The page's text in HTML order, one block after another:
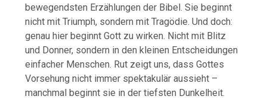
bewegendsten Erzählungen der Bibel. Sie beginnt
nicht mit Triumph, sondern mit Tragödie. Und doch:
genau hier beginnt Gott zu wirken. Nicht mit Blitz
und Donner, sondern in den kleinen Entscheidungen
einfacher Menschen. Rut zeigt uns, dass Gottes
Vorsehung nicht immer spektakulär aussieht –
manchmal beginnt sie in der tiefsten Dunkelheit.